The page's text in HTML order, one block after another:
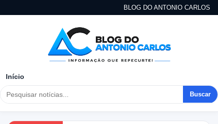
BLOG DO ANTONIO CARLOS
Início
Buscar